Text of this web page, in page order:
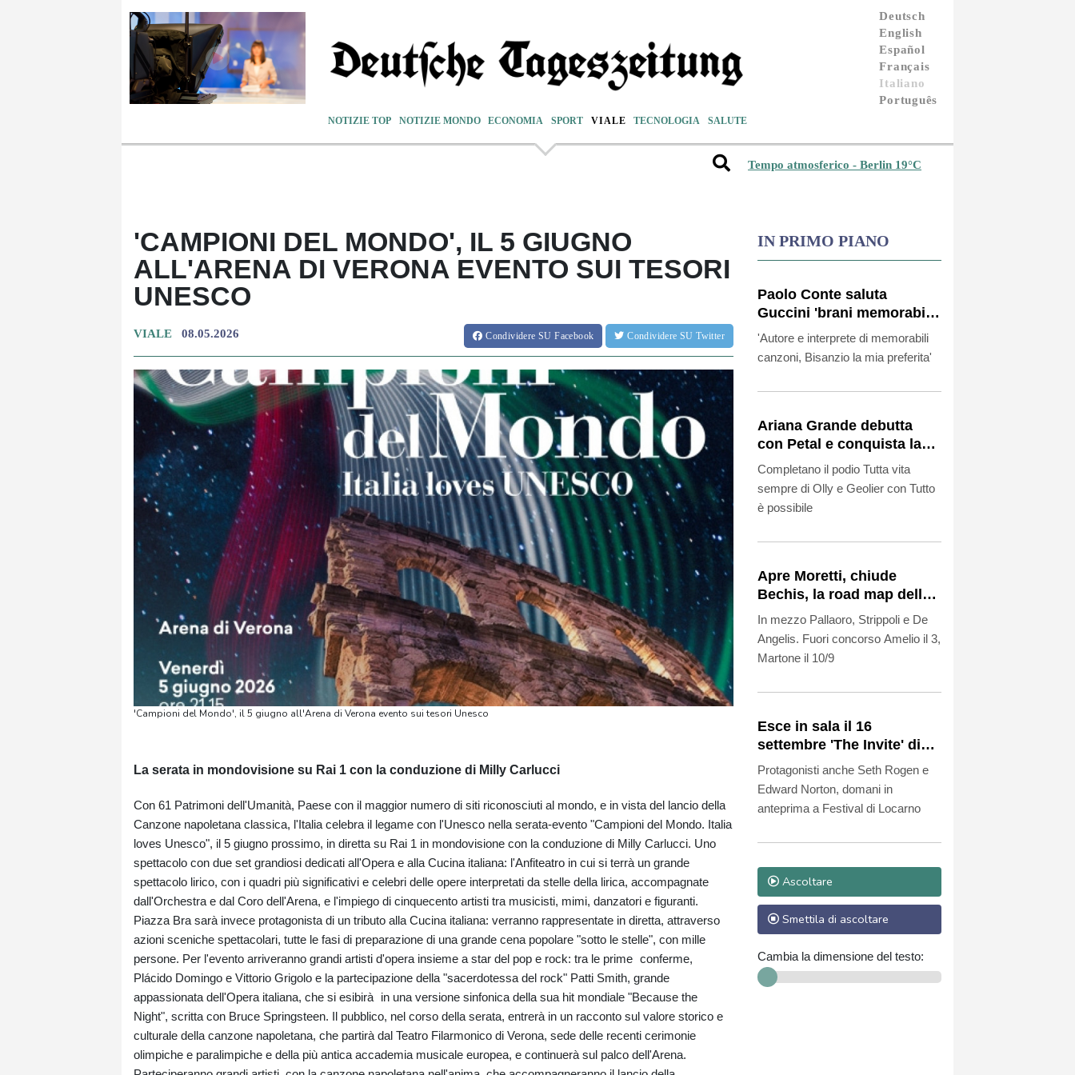
Deutsch
English
Español
Français
Italiano
Português
NOTIZIE TOP NOTIZIE MONDO ECONOMIA SPORT VIALE TECNOLOGIA SALUTE
Tempo atmosferico - Berlin 19°C
'CAMPIONI DEL MONDO', IL 5 GIUGNO
ALL'ARENA DI VERONA EVENTO SUI TESORI
UNESCO
VIALE 08.05.2026 Condividere SU Facebook Condividere SU Twitter
'Campioni del Mondo', il 5 giugno all'Arena di Verona evento sui tesori Unesco
La serata in mondovisione su Rai 1 con la conduzione di Milly Carlucci
Con 61 Patrimoni dell'Umanità, Paese con il maggior numero di siti riconosciuti al mondo, e in vista del lancio della
Canzone napoletana classica, l'Italia celebra il legame con l'Unesco nella serata-evento "Campioni del Mondo. Italia
loves Unesco", il 5 giugno prossimo, in diretta su Rai 1 in mondovisione con la conduzione di Milly Carlucci. Uno
spettacolo con due set grandiosi dedicati all'Opera e alla Cucina italiana: l'Anfiteatro in cui si terrà un grande
spettacolo lirico, con i quadri più significativi e celebri delle opere interpretati da stelle della lirica, accompagnate
dall'Orchestra e dal Coro dell'Arena, e l'impiego di cinquecento artisti tra musicisti, mimi, danzatori e figuranti.
Piazza Bra sarà invece protagonista di un tributo alla Cucina italiana: verranno rappresentate in diretta, attraverso
azioni sceniche spettacolari, tutte le fasi di preparazione di una grande cena popolare "sotto le stelle", con mille
persone. Per l'evento arriveranno grandi artisti d'opera insieme a star del pop e rock: tra le prime conferme,
Plácido Domingo e Vittorio Grigolo e la partecipazione della "sacerdotessa del rock" Patti Smith, grande
appassionata dell'Opera italiana, che si esibirà in una versione sinfonica della sua hit mondiale "Because the
Night", scritta con Bruce Springsteen. Il pubblico, nel corso della serata, entrerà in un racconto sul valore storico e
culturale della canzone napoletana, che partirà dal Teatro Filarmonico di Verona, sede delle recenti cerimonie
olimpiche e paralimpiche e della più antica accademia musicale europea, e continuerà sul palco dell'Arena.
IN PRIMO PIANO
Paolo Conte saluta
Guccini 'brani memorabili,
la tua compagnia mi ha
sempre divertito'
'Autore e interprete di memorabili
canzoni, Bisanzio la mia preferita'
Ariana Grande debutta
con Petal e conquista la
Hit Parade
Completano il podio Tutta vita
sempre di Olly e Geolier con Tutto
è possibile
Apre Moretti, chiude
Bechis, la road map della
Mostra di Venezia
In mezzo Pallaoro, Strippoli e De
Angelis. Fuori concorso Amelio il 3,
Martone il 10/9
Esce in sala il 16
settembre 'The Invite' di
Olivia Wilde con Penelope
Cruz
Protagonisti anche Seth Rogen e
Edward Norton, domani in
anteprima a Festival di Locarno
Ascoltare
Smettila di ascoltare
Cambia la dimensione del testo: